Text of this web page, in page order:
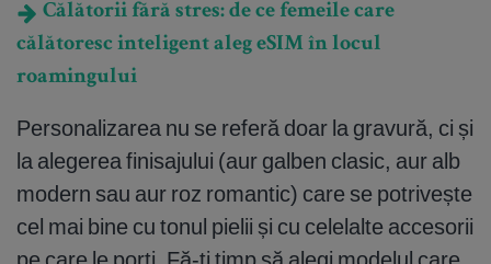
Călătorii fără stres: de ce femeile care
călătoresc inteligent aleg eSIM în locul
roamingului
Personalizarea nu se referă doar la gravură, ci și
la alegerea finisajului (aur galben clasic, aur alb
modern sau aur roz romantic) care se potrivește
cel mai bine cu tonul pielii și cu celelalte accesorii